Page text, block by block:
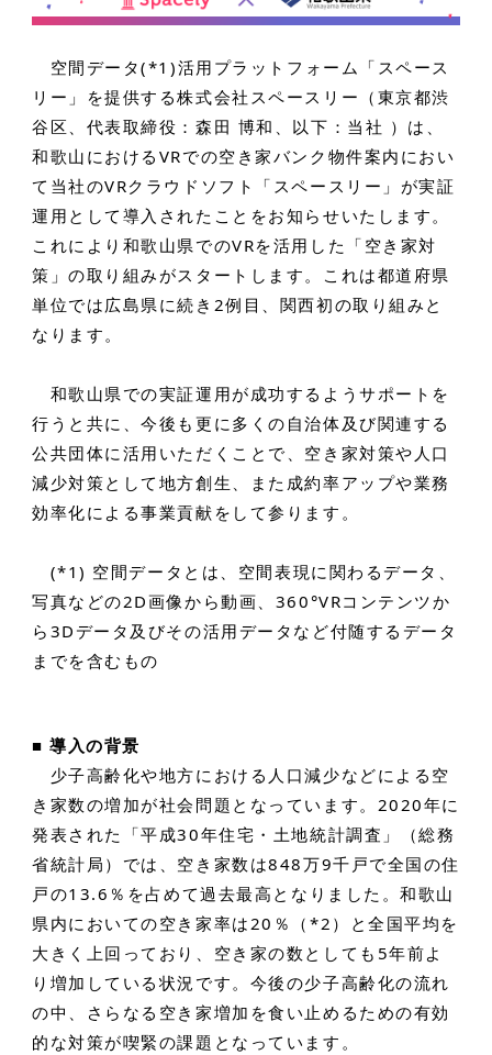
空間データ(*1)活用プラットフォーム「スペース
リー」を提供する株式会社スペースリー（東京都渋
谷区、代表取締役：森田 博和、以下：当社 ）は、
和歌山におけるVRでの空き家バンク物件案内におい
て当社のVRクラウドソフト「スペースリー」が実証
運用として導入されたことをお知らせいたします。
これにより和歌山県でのVRを活用した「空き家対
策」の取り組みがスタートします。これは都道府県
単位では広島県に続き2例目、関西初の取り組みと
なります。
和歌山県での実証運用が成功するようサポートを
行うと共に、今後も更に多くの自治体及び関連する
公共団体に活用いただくことで、空き家対策や人口
減少対策として地方創生、また成約率アップや業務
効率化による事業貢献をして参ります。
(*1) 空間データとは、空間表現に関わるデータ、
写真などの2D画像から動画、360°VRコンテンツか
ら3Dデータ及びその活用データなど付随するデータ
までを含むもの
■ 導入の背景
少子高齢化や地方における人口減少などによる空
き家数の増加が社会問題となっています。2020年に
発表された「平成30年住宅・土地統計調査」（総務
省統計局）では、空き家数は848万9千戸で全国の住
戸の13.6％を占めて過去最高となりました。和歌山
県内においての空き家率は20％（*2）と全国平均を
大きく上回っており、空き家の数としても5年前よ
り増加している状況です。今後の少子高齢化の流れ
の中、さらなる空き家増加を食い止めるための有効
的な対策が喫緊の課題となっています。